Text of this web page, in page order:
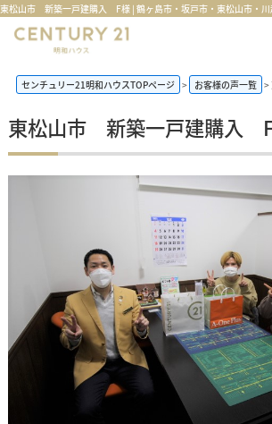
センチュリー21明和ハウスTOPページ お客様の声一覧
東松山市 新築一戸建購入